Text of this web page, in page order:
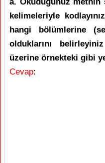
kelimeleriyle
hangi bölümlerine
olduklarını
üzerine örnekteki gibi
Cevap: